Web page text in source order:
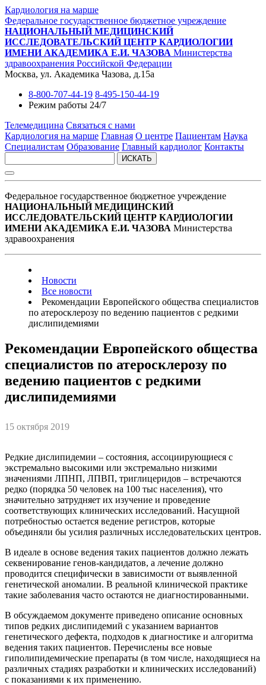
Кардиология на марше
Федеральное государственное бюджетное учреждение
НАЦИОНАЛЬНЫЙ МЕДИЦИНСКИЙ
ИССЛЕДОВАТЕЛЬСКИЙ ЦЕНТР КАРДИОЛОГИИ
ИМЕНИ АКАДЕМИКА Е.И. ЧАЗОВА Министерства
здравоохранения Российской Федерации
Москва, ул. Академика Чазова, д.15а
8-800-707-44-19 8-495-150-44-19
Режим работы 24/7
Телемедицина Связаться с нами
Кардиология на марше Главная О центре Пациентам Наука
Специалистам Образование Главный кардиолог Контакты
ИСКАТЬ
Федеральное государственное бюджетное учреждение
НАЦИОНАЛЬНЫЙ МЕДИЦИНСКИЙ
ИССЛЕДОВАТЕЛЬСКИЙ ЦЕНТР КАРДИОЛОГИИ
ИМЕНИ АКАДЕМИКА Е.И. ЧАЗОВА Министерства
здравоохранения
Новости
Все новости
Рекомендации Европейского общества специалистов
по атеросклерозу по ведению пациентов с редкими
дислипидемиями
Рекомендации Европейского общества
специалистов по атеросклерозу по
ведению пациентов с редкими
дислипидемиями
15 октября 2019
Редкие дислипидемии – состояния, ассоциирующиеся с
экстремально высокими или экстремально низкими
значениями ЛПНП, ЛПВП, триглицеридов – встречаются
редко (порядка 50 человек на 100 тыс населения), что
значительно затрудняет их изучение и проведение
соответствующих клинических исследований. Насущной
потребностью остается ведение регистров, которые
объединяли бы усилия различных исследовательских центров.
В идеале в основе ведения таких пациентов должно лежать
секвенирование генов-кандидатов, а лечение должно
проводится специфически в зависимости от выявленной
генетической аномалии. В реальной клинической практике
такие заболевания часто остаются не диагностированными.
В обсуждаемом документе приведено описание основных
типов редких дислипидемий с указанием вариантов
генетического дефекта, подходов к диагностике и алгоритма
ведения таких пациентов. Перечислены все новые
гиполипидемические препараты (в том числе, находящиеся на
различных стадиях разработки и клинических исследований)
с показаниями к их применению.